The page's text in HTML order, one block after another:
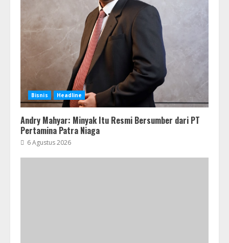
Bisnis Headline
Andry Mahyar: Minyak Itu Resmi Bersumber dari PT
Pertamina Patra Niaga
6 Agustus 2026